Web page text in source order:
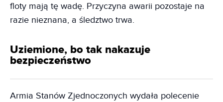
floty mają tę wadę. Przyczyna awarii pozostaje na
razie nieznana, a śledztwo trwa.
Uziemione, bo tak nakazuje
bezpieczeństwo
Armia Stanów Zjednoczonych wydała polecenie